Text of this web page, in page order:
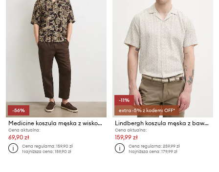
-56%
Medicine koszula męska z wiskozą
Cena aktualna:
69,90 zł
Cena regularna:159,90 zł
Najniższa cena:159,90 zł
-11%
extra -5% z kodem: OFF*
Lindbergh koszula męska z bawełną
Cena aktualna:
159,99 zł
Cena regularna:259,99 zł
Najniższa cena:179,99 zł